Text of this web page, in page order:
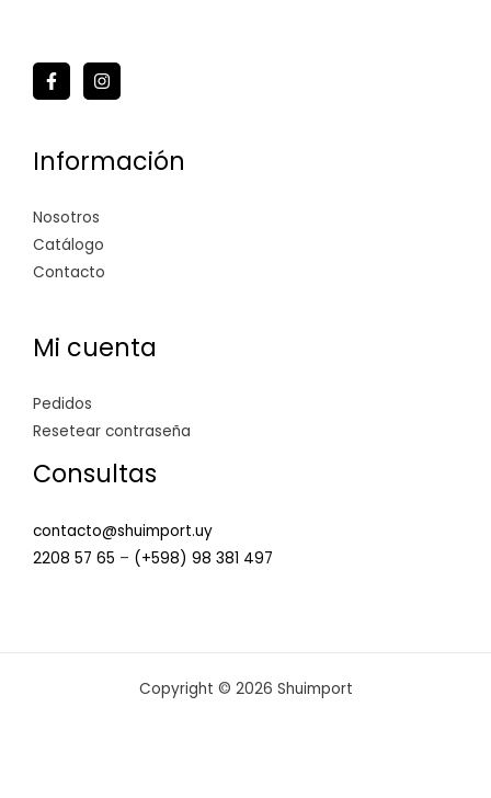
Información
Nosotros
Catálogo
Contacto
Mi cuenta
Pedidos
Resetear contraseña
Consultas
contacto@shuimport.uy
2208 57 65 – (+598) 98 381 497
Copyright © 2026 Shuimport